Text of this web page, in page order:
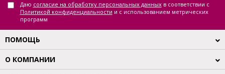
Даю согласие на обработку персональных данныхв соответствии с
Политикой конфиденциальности и с использованием метрических
программ
ПОМОЩЬ
О КОМПАНИИ